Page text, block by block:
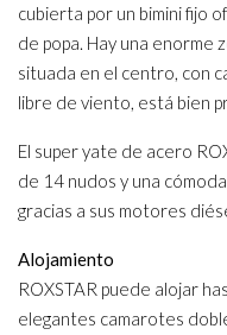
cubierta por un bimini fijo
de popa. Hay una enorme
situada en el centro, con
libre de viento, está bien
El super yate de acero
de 14 nudos y una
gracias a sus motores
Alojamiento
ROXSTAR puede alojar
elegantes camarotes